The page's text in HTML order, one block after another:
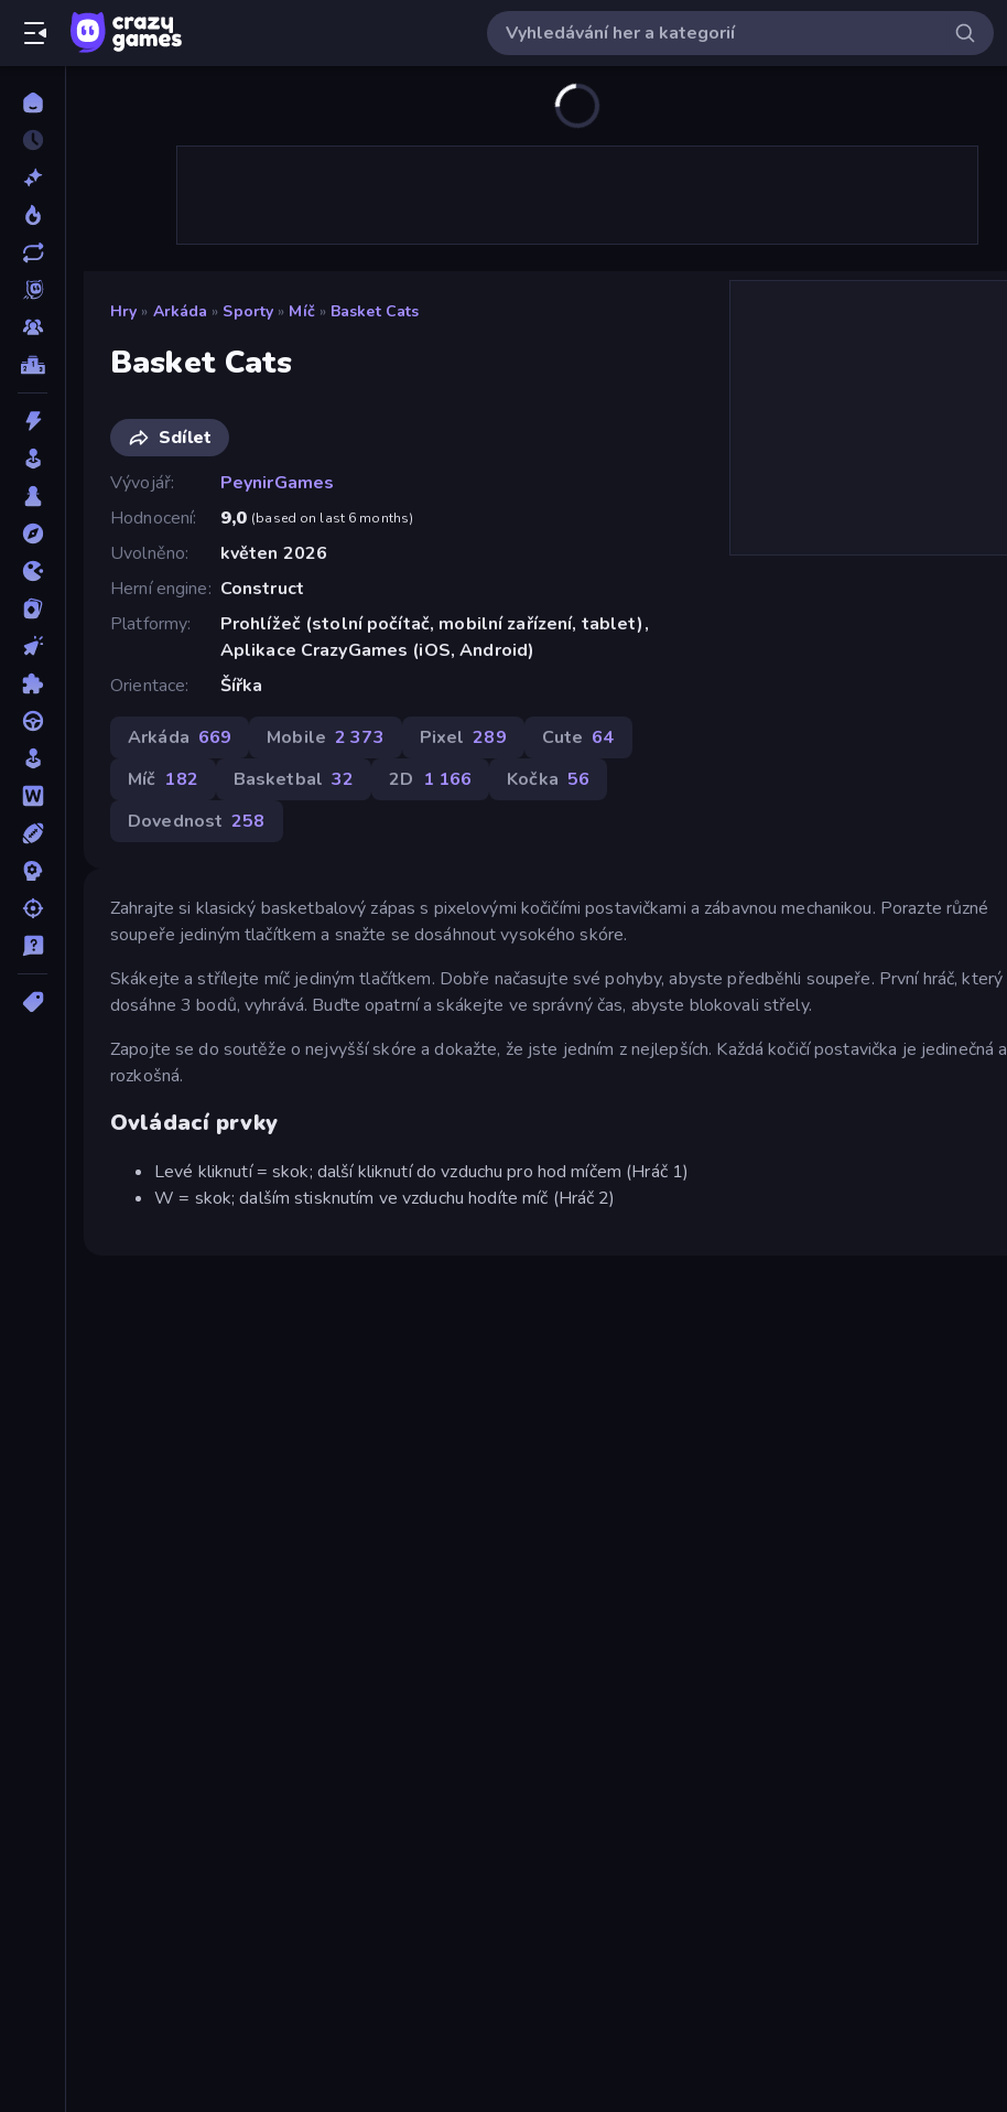
Hry » Arkáda » Sporty » Míč » Basket Cats
Basket Cats
Sdílet
Vývojář
PeynirGames
Hodnocení
9,0 (based on last 6 months)
Uvolněno
květen 2026
Herní engine
Construct
Platformy
Prohlížeč (stolní počítač, mobilní zařízení, tablet),
Aplikace CrazyGames (iOS, Android)
Orientace
Šířka
Arkáda 669 Mobile 2 373 Pixel 289 Cute 64
Míč 182 Basketbal 32 2D 1 166 Kočka 56
Dovednost 258
Zahrajte si klasický basketbalový zápas s pixelovými kočičími postavičkami a zábavnou mechanikou. Porazte různé
soupeře jediným tlačítkem a snažte se dosáhnout vysokého skóre.
Skákejte a střílejte míč jediným tlačítkem. Dobře načasujte své pohyby, abyste předběhli soupeře. První hráč, který
dosáhne 3 bodů, vyhrává. Buďte opatrní a skákejte ve správný čas, abyste blokovali střely.
Zapojte se do soutěže o nejvyšší skóre a dokažte, že jste jedním z nejlepších. Každá kočičí postavička je jedinečná a
rozkošná.
Ovládací prvky
Levé kliknutí = skok; další kliknutí do vzduchu pro hod míčem (Hráč 1)
W = skok; dalším stisknutím ve vzduchu hodíte míč (Hráč 2)